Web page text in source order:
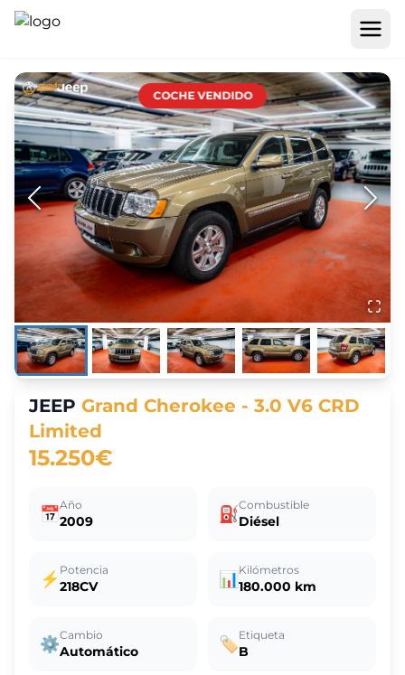
COCHE VENDIDO
JEEP Grand Cherokee - 3.0 V6 CRD
Limited
15.250€
📅Año
2009 ⛽Combustible
Diésel
⚡ Potencia
218CV 📊Kilómetros
180.000 km
⚙️Cambio
Automático 🏷️Etiqueta
B